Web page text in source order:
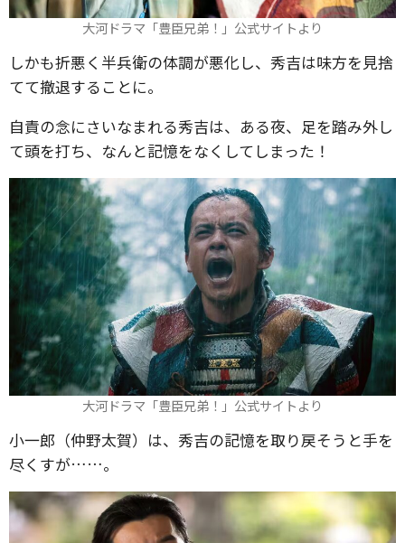
大河ドラマ「豊臣兄弟！」公式サイトより
しかも折悪く半兵衛の体調が悪化し、秀吉は味方を見捨
てて撤退することに。
自責の念にさいなまれる秀吉は、ある夜、足を踏み外し
て頭を打ち、なんと記憶をなくしてしまった！
大河ドラマ「豊臣兄弟！」公式サイトより
小一郎（仲野太賀）は、秀吉の記憶を取り戻そうと手を
尽くすが……。